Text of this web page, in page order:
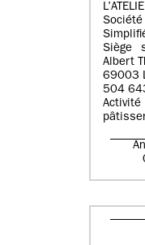
Siège
Albert
69003
504